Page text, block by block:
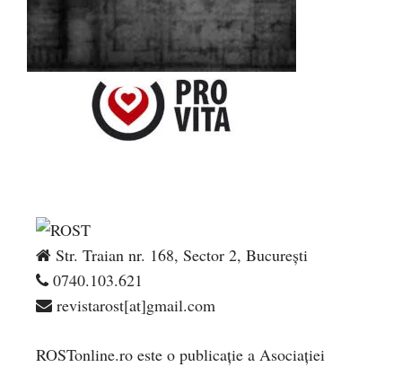
Str. Traian nr. 168, Sector 2, București
0740.103.621
revistarost[at]gmail.com
ROSTonline.ro este o publicaţie a Asociaţiei